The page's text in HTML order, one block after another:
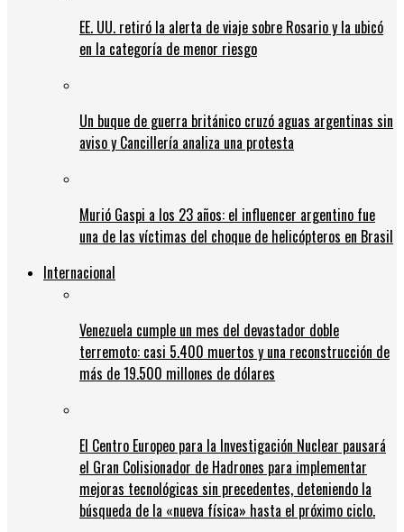
EE. UU. retiró la alerta de viaje sobre Rosario y la ubicó
en la categoría de menor riesgo
Un buque de guerra británico cruzó aguas argentinas sin
aviso y Cancillería analiza una protesta
Murió Gaspi a los 23 años: el influencer argentino fue
una de las víctimas del choque de helicópteros en Brasil
Internacional
Venezuela cumple un mes del devastador doble
terremoto: casi 5.400 muertos y una reconstrucción de
más de 19.500 millones de dólares
El Centro Europeo para la Investigación Nuclear pausará
el Gran Colisionador de Hadrones para implementar
mejoras tecnológicas sin precedentes, deteniendo la
búsqueda de la «nueva física» hasta el próximo ciclo.